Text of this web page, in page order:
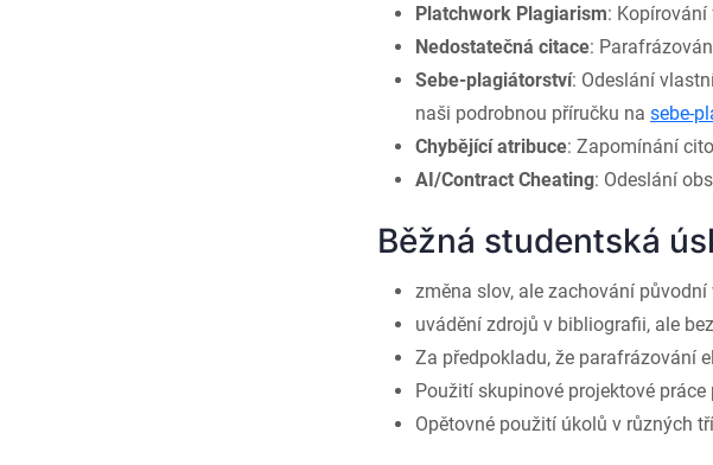
Platchwork Plagiarism:
Nedostatečná citace:
Sebe-plagiátorství: Odeslání
naši podrobnou příručku na sebe-
Chybějící atribuce: Zapomínání
AI/Contract Cheating: Odeslání
Běžná studentská
změna slov, ale zachování
uvádění zdrojů v bibliografii, ale
Za předpokladu, že parafrázování
Použití skupinové projektové
Opětovné použití úkolů v různých